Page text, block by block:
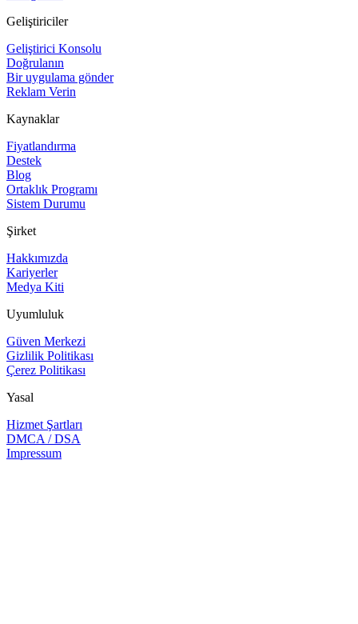
Geliştiriciler
Geliştirici Konsolu
Doğrulanın
Bir uygulama gönder
Reklam Verin
Kaynaklar
Fiyatlandırma
Destek
Blog
Ortaklık Programı
Sistem Durumu
Şirket
Hakkımızda
Kariyerler
Medya Kiti
Uyumluluk
Güven Merkezi
Gizlilik Politikası
Çerez Politikası
Yasal
Hizmet Şartları
DMCA / DSA
Impressum